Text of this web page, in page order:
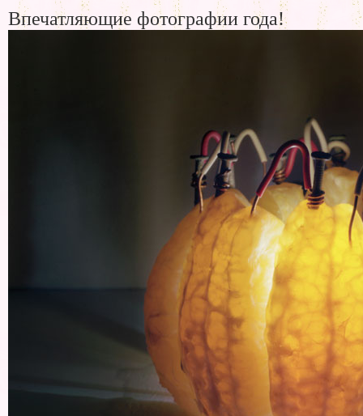
Впечатляющие фотографии года!